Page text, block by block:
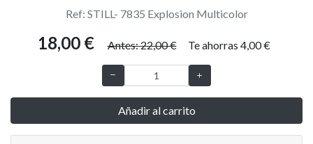
Ref: STILL- 7835 Explosion Multicolor
18,00 € Antes: 22,00 € Te ahorras 4,00 €
Añadir al carrito